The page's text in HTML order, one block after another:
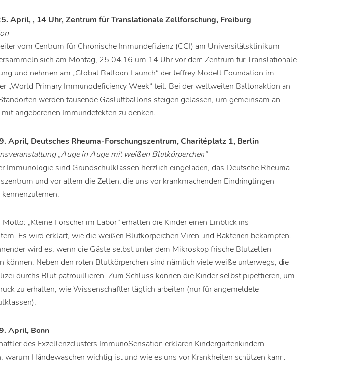
April, , 14 Uhr, Zentrum für Translationale Zellforschung, Freiburg
vom Centrum für Chronische Immundefizienz (CCI) am Universitätsklinikum
sich am Montag, 25.04.16 um 14 Uhr vor dem Zentrum für Translationale
und nehmen am „Global Balloon Launch“ der Jeffrey Modell Foundation im
„World Primary Immunodeficiency Week“ teil. Bei der weltweiten Ballonaktion an
werden tausende Gasluftballons steigen gelassen, um gemeinsam an
angeborenen Immundefekten zu denken.
April, Deutsches Rheuma-Forschungszentrum, Charitéplatz 1, Berlin
„Auge in Auge mit weißen Blutkörperchen“
Immunologie sind Grundschulklassen herzlich eingeladen, das Deutsche Rheuma-
und vor allem die Zellen, die uns vor krankmachenden Eindringlingen
Motto: „Kleine Forscher im Labor“ erhalten die Kinder einen Einblick ins
Es wird erklärt, wie die weißen Blutkörperchen Viren und Bakterien bekämpfen.
wird es, wenn die Gäste selbst unter dem Mikroskop frische Blutzellen
können. Neben den roten Blutkörperchen sind nämlich viele weiße unterwegs, die
durchs Blut patrouillieren. Zum Schluss können die Kinder selbst pipettieren, um
zu erhalten, wie Wissenschaftler täglich arbeiten (nur für angemeldete
April, Bonn
des Exzellenzclusters ImmunoSensation erklären Kindergartenkindern
warum Händewaschen wichtig ist und wie es uns vor Krankheiten schützen kann.